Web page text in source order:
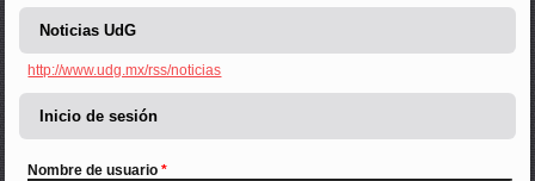
Noticias UdG
http://www.udg.mx/rss/noticias
Inicio de sesión
Nombre de usuario*